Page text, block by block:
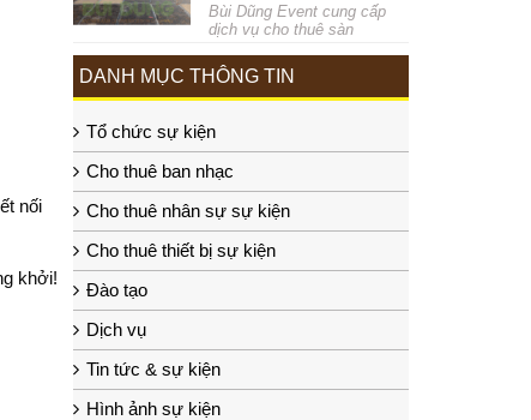
nối
khởi!
Bùi Dũng Event cung cấp
dịch vụ cho thuê sàn
DANH MỤC THÔNG TIN
Tổ chức sự kiện
Cho thuê ban nhạc
Cho thuê nhân sự sự kiện
Cho thuê thiết bị sự kiện
Đào tạo
Dịch vụ
Tin tức & sự kiện
Hình ảnh sự kiện